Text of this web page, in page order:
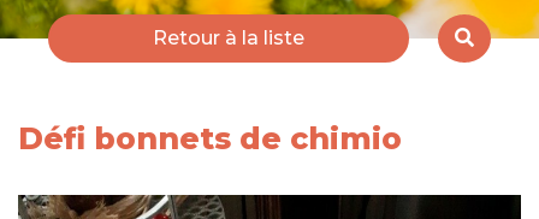
Retour à la liste
Défi bonnets de chimio